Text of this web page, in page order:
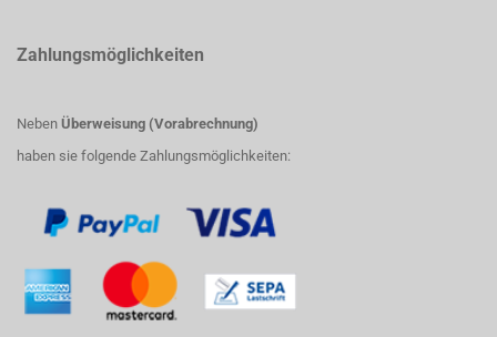
Zahlungsmöglichkeiten
Neben Überweisung (Vorabrechnung)
haben sie folgende Zahlungsmöglichkeiten: